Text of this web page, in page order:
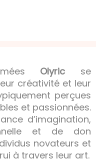
Olyric se
créativité et leur
perçues
et passionnées.
d’imagination,
et de don
novateurs et
à travers leur art.